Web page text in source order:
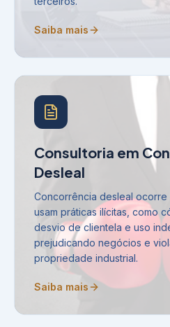
Saiba mais
Consultoria em
Desleal
Concorrência desleal ocorre
usam práticas ilícitas, como
desvio de clientela e uso
prejudicando negócios e
propriedade industrial.
Saiba mais